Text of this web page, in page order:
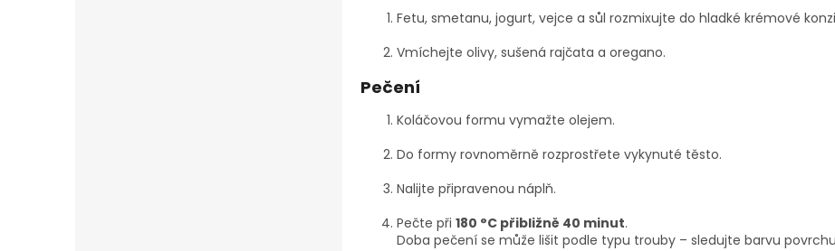
Fetu, smetanu, jogurt, vejce a sůl rozmixujte do hladké krémové
Vmíchejte olivy, sušená rajčata a oregano.
Pečení
Koláčovou formu vymažte olejem.
Do formy rovnoměrně rozprostřete vykynuté těsto.
Nalijte připravenou náplň.
Pečte při 180 °C přibližně 40 minut.
Doba pečení se může lišit podle typu trouby – sledujte barvu